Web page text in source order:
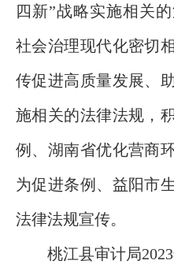
四新”战略实施相关
社会治理现代化密切
传促进高质量发展、
施相关的法律法规，
例、湖南省优化营商
为促进条例、益阳市
法律法规宣传。
桃江县审计局2023